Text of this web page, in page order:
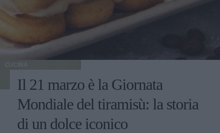
CUCINA
Il 21 marzo è la Giornata
Mondiale del tiramisù: la storia
di un dolce iconico